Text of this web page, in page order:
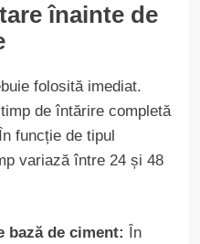
înainte de
folosită imediat.
de întărire completă
funcție de tipul
variază între 24 și 48
bază de ciment: În